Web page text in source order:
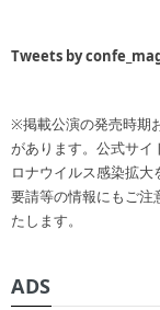
Tweets by
※掲載公演の発売時期
があります。公式サイ
ロナウイルス感染拡
要請等の情報にもご注
たします。
ADS